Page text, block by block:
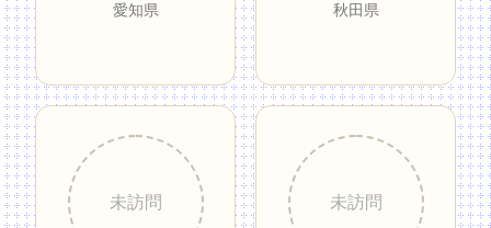
愛知県 秋田県